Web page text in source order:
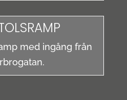
med ingång från